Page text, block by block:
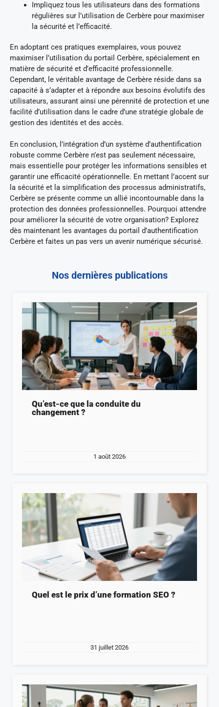
Impliquez tous les utilisateurs dans des formations
régulières sur l’utilisation de Cerbère pour maximiser
la sécurité et l’efficacité.
En adoptant ces pratiques exemplaires, vous pouvez
maximiser l’utilisation du portail Cerbère, spécialement en
matière de sécurité et d’efficacité professionnelle.
Cependant, le véritable avantage de Cerbère réside dans sa
capacité à s’adapter et à répondre aux besoins évolutifs des
utilisateurs, assurant ainsi une pérennité de protection et une
facilité d’utilisation dans le cadre d’une stratégie globale de
gestion des identités et des accès.
En conclusion, l’intégration d’un système d’authentification
robuste comme Cerbère n’est pas seulement nécessaire,
mais essentielle pour protéger les informations sensibles et
garantir une efficacité opérationnelle. En mettant l’accent sur
la sécurité et la simplification des processus administratifs,
Cerbère se présente comme un allié incontournable dans la
protection des données professionnelles. Pourquoi attendre
pour améliorer la sécurité de votre organisation? Explorez
dès maintenant les avantages du portail d’authentification
Cerbère et faites un pas vers un avenir numérique sécurisé.
Nos dernières publications
Qu’est-ce que la conduite du
changement ?
1 août 2026
Quel est le prix d’une formation SEO ?
31 juillet 2026